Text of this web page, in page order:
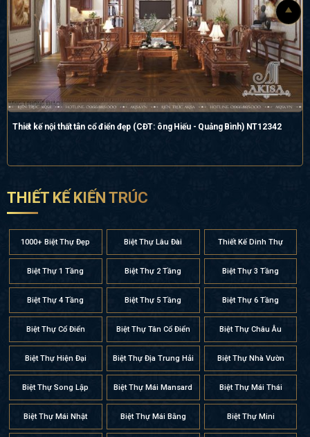
Thiết kế nội thất tân cổ điển đẹp (CĐT: ông Hiếu - Quảng Bình) NT12342
THIẾT KẾ KIẾN TRÚC
1000+ Biệt Thự Đẹp Biệt Thự Lâu Đài Thiết Kế Dinh Thự
Biệt Thự 1 Tầng Biệt Thự 2 Tầng Biệt Thự 3 Tầng
Biệt Thự 4 Tầng Biệt Thự 5 Tầng Biệt Thự 6 Tầng
Biệt Thự Cổ Điển Biệt Thự Tân Cổ Điển Biệt Thự Châu Âu
Biệt Thự Hiện Đại Biệt Thự Địa Trung Hải Biệt Thự Nhà Vườn
Biệt Thự Song Lập Biệt Thự Mái Mansard Biệt Thự Mái Thái
Biệt Thự Mái Nhật Biệt Thự Mái Bằng Biệt Thự Mini